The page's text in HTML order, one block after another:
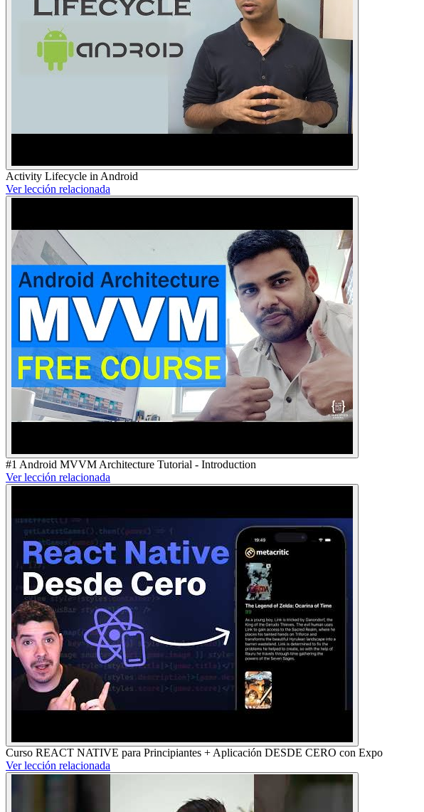
Activity Lifecycle in Android
Ver lección relacionada
#1 Android MVVM Architecture Tutorial - Introduction
Ver lección relacionada
Curso REACT NATIVE para Principiantes + Aplicación DESDE CERO con Expo
Ver lección relacionada